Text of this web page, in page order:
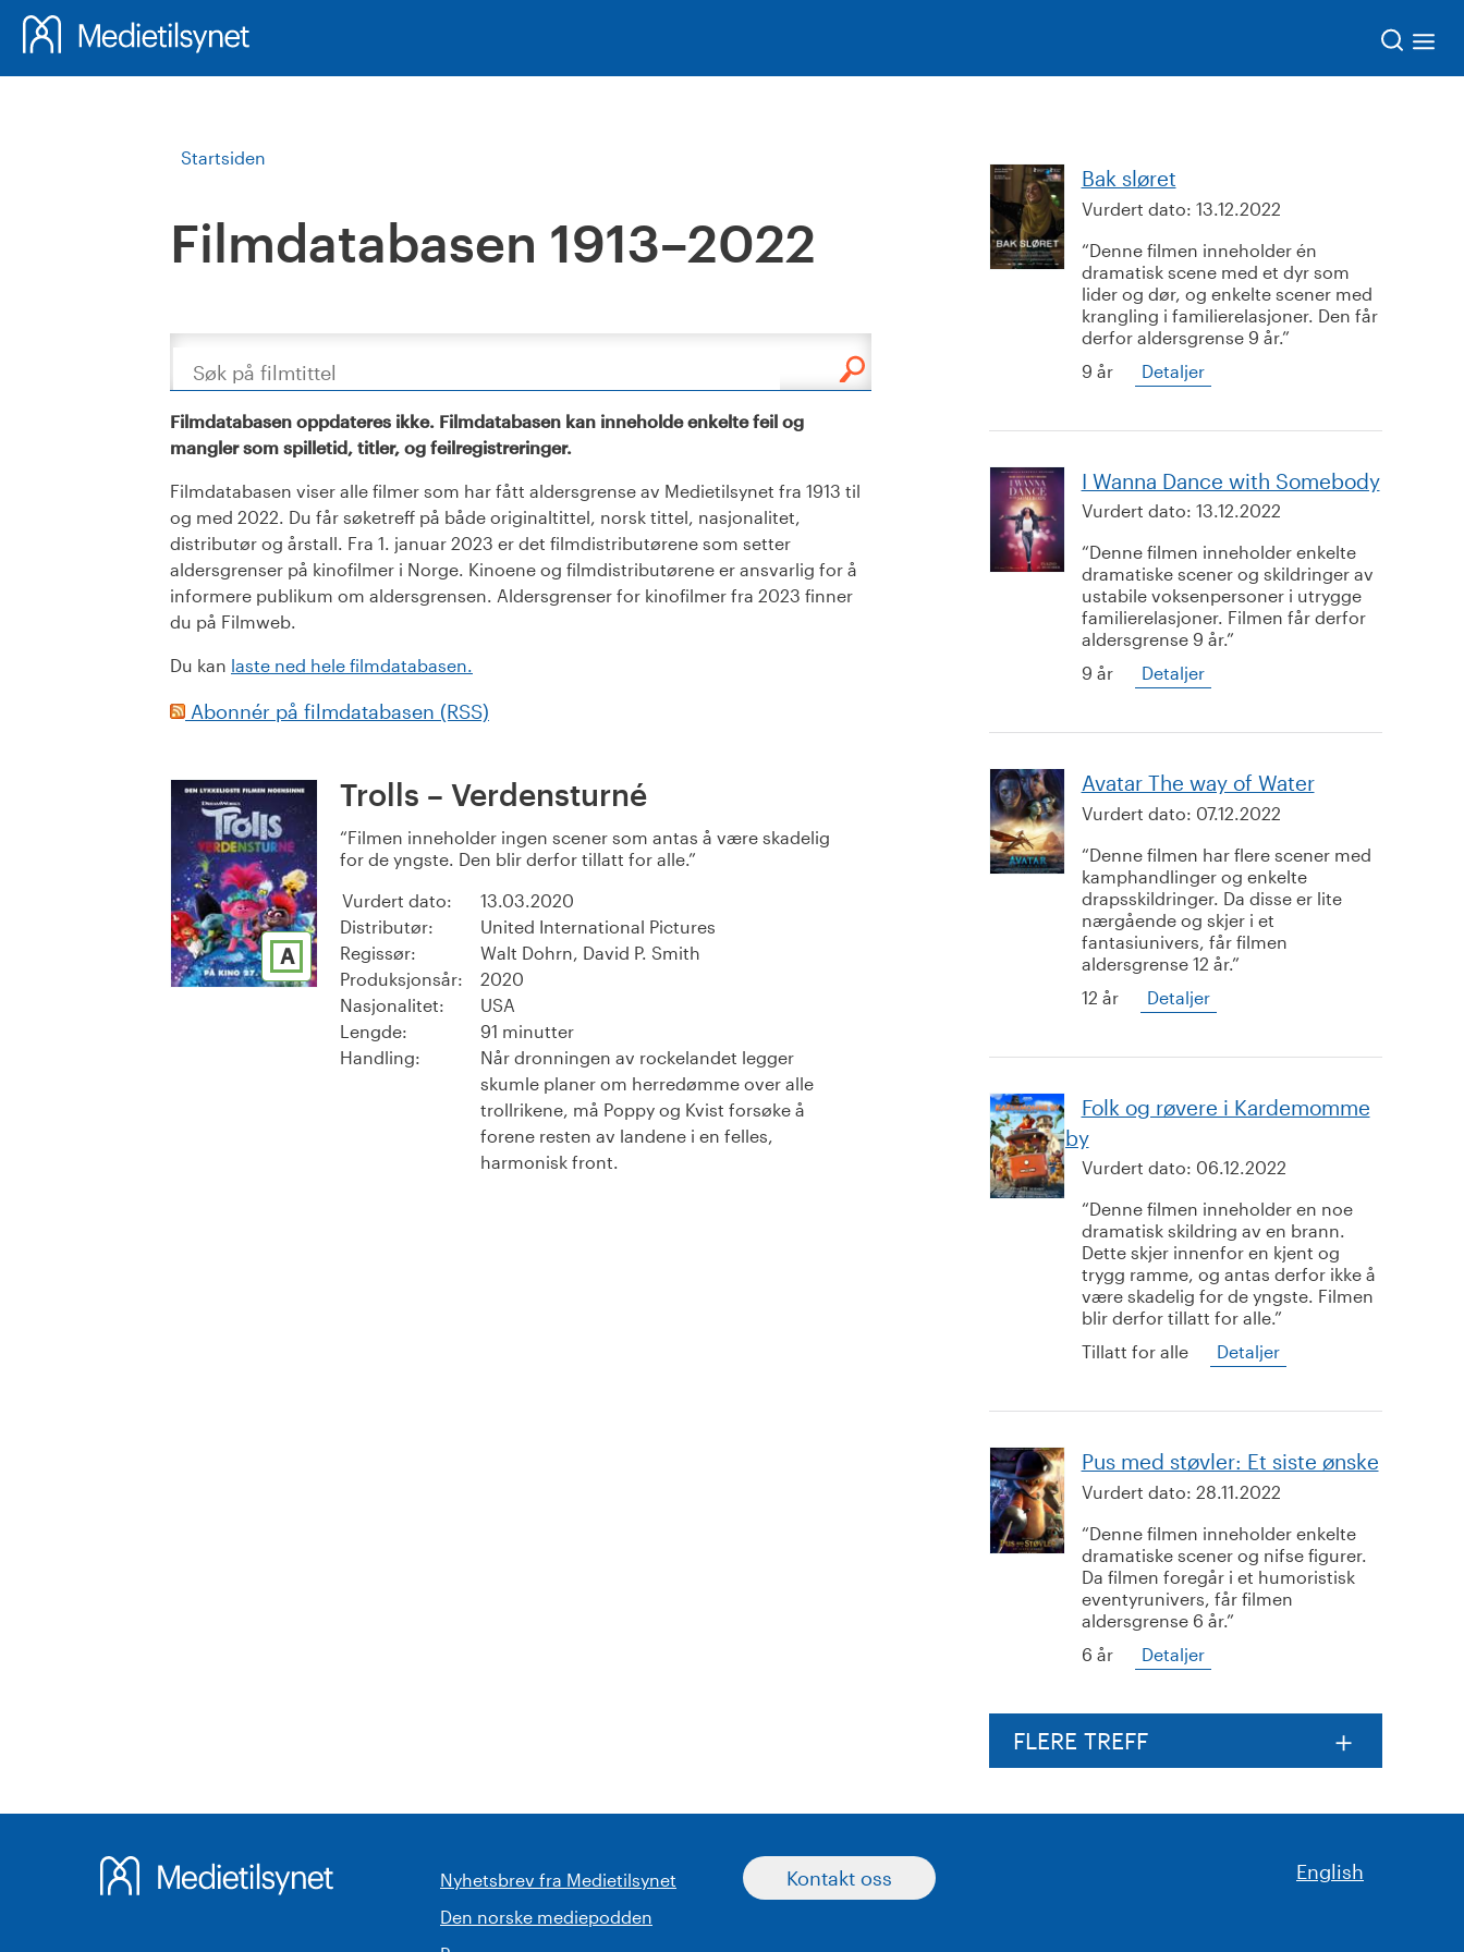
Startsiden
Filmdatabasen 1913–2022
Søk
Filmdatabasen oppdateres ikke. Filmdatabasen kan inneholde enkelte feil og
mangler som spilletid, titler, og feilregistreringer.
Filmdatabasen viser alle filmer som har fått aldersgrense av Medietilsynet fra 1913 til
og med 2022. Du får søketreff på både originaltittel, norsk tittel, nasjonalitet,
distributør og årstall. Fra 1. januar 2023 er det filmdistributørene som setter
aldersgrenser på kinofilmer i Norge. Kinoene og filmdistributørene er ansvarlig for å
informere publikum om aldersgrensen. Aldersgrenser for kinofilmer fra 2023 finner
du på Filmweb.
Du kan laste ned hele filmdatabasen.
Abonnér på filmdatabasen (RSS)
A
Trolls – Verdensturné
Filmen inneholder ingen scener som antas å være skadelig
for de yngste. Den blir derfor tillatt for alle.
Vurdert dato:
13.03.2020
Distributør:
United International Pictures
Regissør:
Walt Dohrn, David P. Smith
Produksjonsår:
2020
Nasjonalitet:
USA
Lengde:
91 minutter
Handling:
Når dronningen av rockelandet legger
skumle planer om herredømme over alle
trollrikene, må Poppy og Kvist forsøke å
forene resten av landene i en felles,
harmonisk front.
Bak sløret
Vurdert dato: 13.12.2022
Denne filmen inneholder én
dramatisk scene med et dyr som
lider og dør, og enkelte scener med
krangling i familierelasjoner. Den får
derfor aldersgrense 9 år.
9 år
Detaljer
I Wanna Dance with Somebody
Vurdert dato: 13.12.2022
Denne filmen inneholder enkelte
dramatiske scener og skildringer av
ustabile voksenpersoner i utrygge
familierelasjoner. Filmen får derfor
aldersgrense 9 år.
9 år
Detaljer
Avatar The way of Water
Vurdert dato: 07.12.2022
Denne filmen har flere scener med
kamphandlinger og enkelte
drapsskildringer. Da disse er lite
nærgående og skjer i et
fantasiunivers, får filmen
aldersgrense 12 år.
12 år
Detaljer
Folk og røvere i Kardemomme
by
Vurdert dato: 06.12.2022
Denne filmen inneholder en noe
dramatisk skildring av en brann.
Dette skjer innenfor en kjent og
trygg ramme, og antas derfor ikke å
være skadelig for de yngste. Filmen
blir derfor tillatt for alle.
Tillatt for alle
Detaljer
Pus med støvler: Et siste ønske
Vurdert dato: 28.11.2022
Denne filmen inneholder enkelte
dramatiske scener og nifse figurer.
Da filmen foregår i et humoristisk
eventyrunivers, får filmen
aldersgrense 6 år.
6 år
Detaljer
FLERE TREFF
Nyhetsbrev fra Medietilsynet
Den norske mediepodden
Kontakt oss English